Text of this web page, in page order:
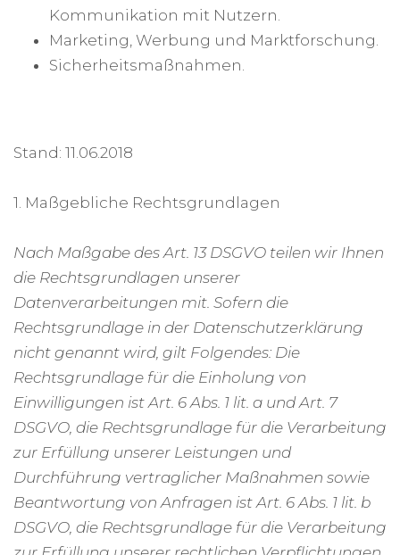
Kommunikation mit Nutzern.
Marketing, Werbung und Marktforschung.
Sicherheitsmaßnahmen.
Stand: 11.06.2018
1. Maßgebliche Rechtsgrundlagen
Nach Maßgabe des Art. 13 DSGVO teilen wir Ihnen
die Rechtsgrundlagen unserer
Datenverarbeitungen mit. Sofern die
Rechtsgrundlage in der Datenschutzerklärung
nicht genannt wird, gilt Folgendes: Die
Rechtsgrundlage für die Einholung von
Einwilligungen ist Art. 6 Abs. 1 lit. a und Art. 7
DSGVO, die Rechtsgrundlage für die Verarbeitung
zur Erfüllung unserer Leistungen und
Durchführung vertraglicher Maßnahmen sowie
Beantwortung von Anfragen ist Art. 6 Abs. 1 lit. b
DSGVO, die Rechtsgrundlage für die Verarbeitung